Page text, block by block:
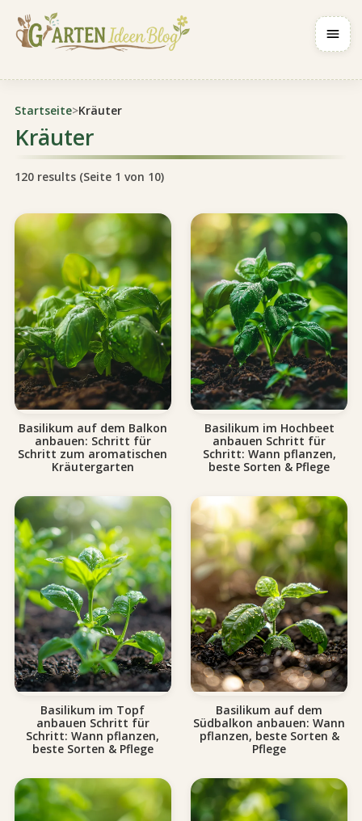
Startseite>Kräuter
Kräuter
120 results (Seite 1 von 10)
Basilikum auf dem Balkon
anbauen: Schritt für
Schritt zum aromatischen
Kräutergarten
Basilikum im Hochbeet
anbauen Schritt für
Schritt: Wann pflanzen,
beste Sorten & Pflege
Basilikum im Topf
anbauen Schritt für
Schritt: Wann pflanzen,
beste Sorten & Pflege
Basilikum auf dem
Südbalkon anbauen: Wann
pflanzen, beste Sorten &
Pflege